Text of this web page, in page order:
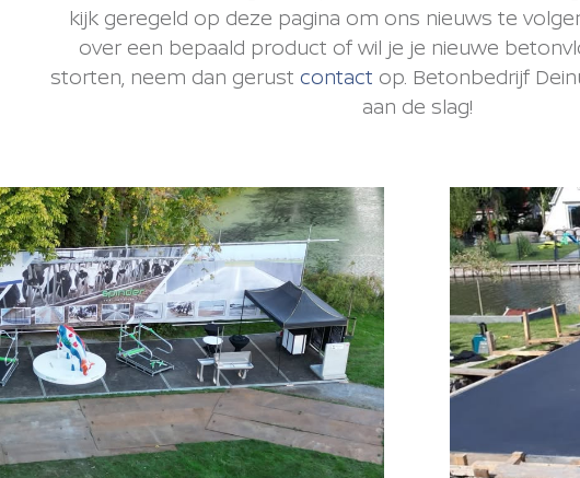
kijk geregeld op deze pagina om ons nieuws te
over een bepaald product of wil je je nieuwe
storten, neem dan gerust contact op. Betonbedrijf
aan de slag!